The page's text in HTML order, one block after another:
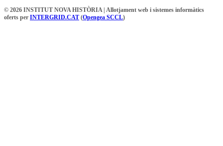
© 2026 INSTITUT NOVA HISTÒRIA | Allotjament web i sistemes informàtics
oferts per INTERGRID.CAT (Opengea SCCL)